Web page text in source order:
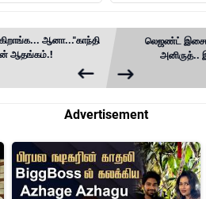
ஆனா..."காந்தி
ஆதங்கம்.!
லெஜண்ட்
அனிருத்..
Advertisement